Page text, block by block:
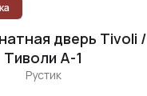
дверь Tivoli /
Тиволи А-1
Рустик